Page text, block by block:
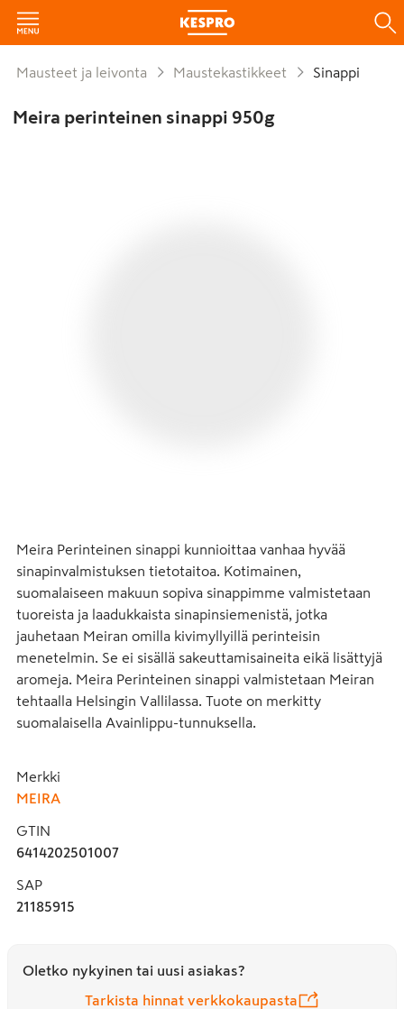
Mausteet ja leivonta Maustekastikkeet Sinappi
Meira perinteinen sinappi 950g
Meira Perinteinen sinappi kunnioittaa vanhaa hyvää
sinapinvalmistuksen tietotaitoa. Kotimainen,
suomalaiseen makuun sopiva sinappimme valmistetaan
tuoreista ja laadukkaista sinapinsiemenistä, jotka
jauhetaan Meiran omilla kivimyllyillä perinteisin
menetelmin. Se ei sisällä sakeuttamisaineita eikä lisättyjä
aromeja. Meira Perinteinen sinappi valmistetaan Meiran
tehtaalla Helsingin Vallilassa. Tuote on merkitty
suomalaisella Avainlippu-tunnuksella.
Merkki
MEIRA
GTIN
6414202501007
SAP
21185915
Oletko nykyinen tai uusi asiakas?
Tarkista hinnat verkkokaupasta